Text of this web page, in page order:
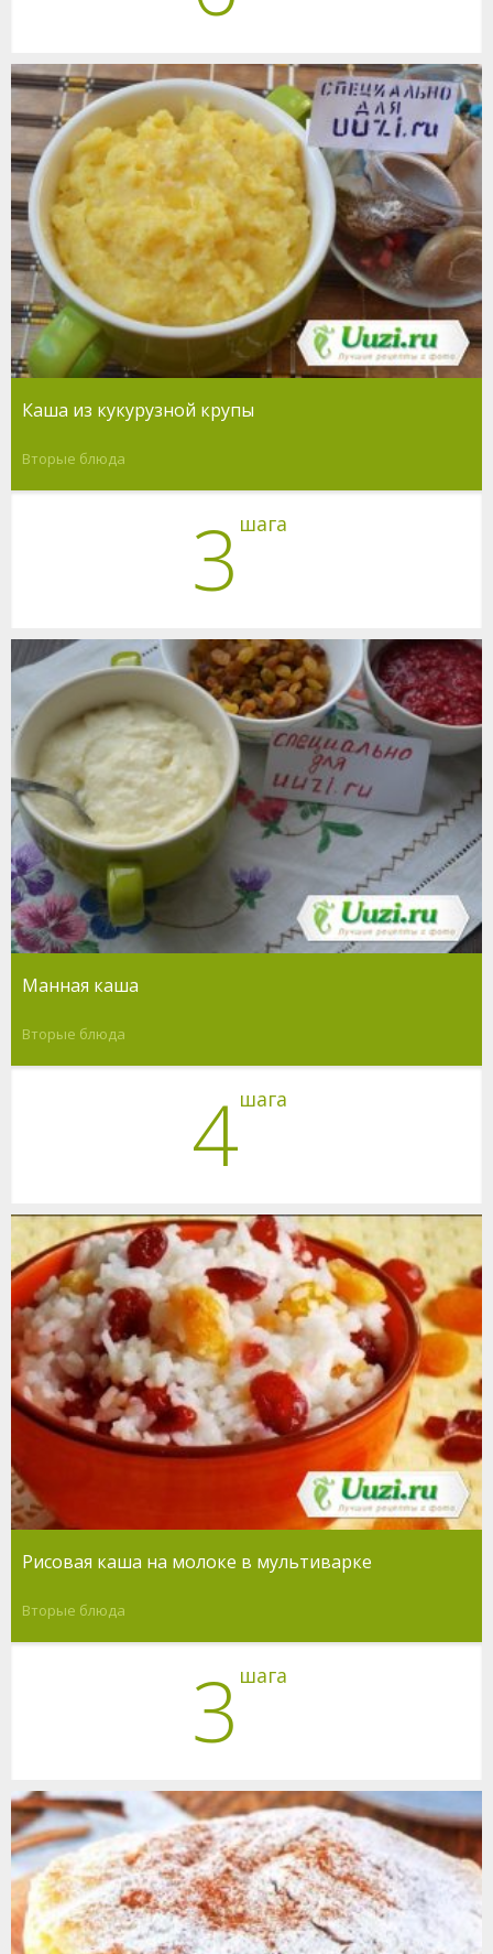
Каша из кукурузной крупы
Вторые блюда
3 шага
Манная каша
Вторые блюда
4шага
Рисовая каша на молоке в мультиварке
Вторые блюда
3 шага